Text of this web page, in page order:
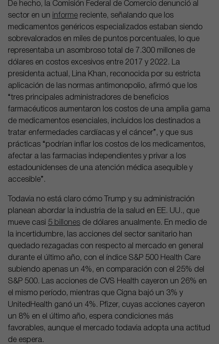
De hecho, la Comisión Federal de Comercio denunció al
sector en un
informe reciente, señalando que los
medicamentos genéricos especializados estaban siendo
sobrevalorados en miles de puntos porcentuales, lo que
representaba un asombroso total de 7.300 millones de
dólares en costos excesivos entre 2017 y 2022. La
presidenta actual, Lina Khan, reconocida por su estricta
aplicación de las normas antimonopolio, afirmó que los
“tres principales administradores de beneficios
farmacéuticos aumentaron los costos de una amplia gama
de medicamentos esenciales, incluidos los destinados a
tratar enfermedades cardíacas y el cáncer”, y que sus
prácticas “podrían inflar los costos de los medicamentos,
afectar a las farmacias independientes y privar a los
estadounidenses de una atención médica asequible y
accesible”.
Todavía no está claro cómo Trump y su administración
planean abordar la industria de la salud en EE. UU., que
mueve casi 5 billones de dólares anualmente. En medio de
la incertidumbre, las acciones del sector sanitario han
quedado rezagadas con respecto al mercado en general
durante el último año, con el índice S&P 500 Health Care
subiendo apenas un 4%, en comparación con el 25% del
S&P 500. Las acciones de CVS Health cayeron un 26% en
el mismo período, mientras que Cigna bajó un 3% y
UnitedHealth ganó un 4%. Pfizer, cuyas acciones cayeron
un 8% en el último año, espera condiciones más
favorables, aunque el mercado todavía adopta una actitud
de espera.